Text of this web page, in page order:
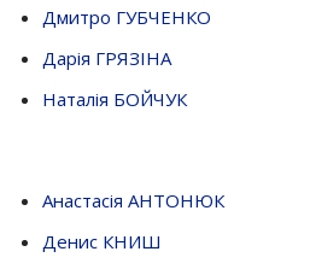
Дмитро ГУБЧЕНКО
Дарія ГРЯЗІНА
Наталія БОЙЧУК
Анастасія АНТОНЮК
Денис КНИШ